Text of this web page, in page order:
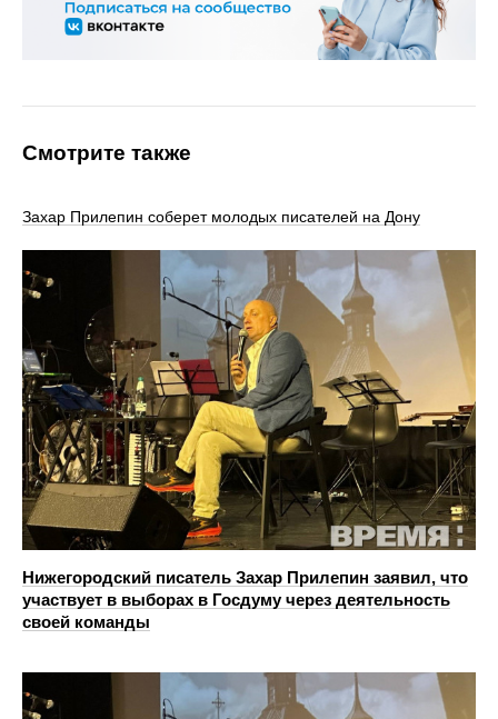
Смотрите также
Захар Прилепин соберет молодых писателей на Дону
Нижегородский писатель Захар Прилепин заявил, что
участвует в выборах в Госдуму через деятельность
своей команды